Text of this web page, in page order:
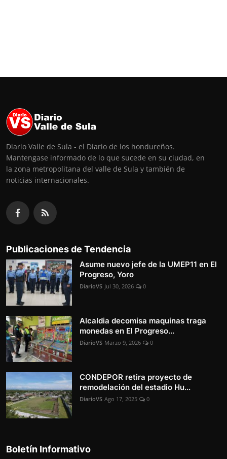
Diario Valle de Sula - el Diario de los hondureños.
Mantengase informado de lo que sucede en su ciudad, en
la zona metropolitana del valle de Sula y también de
noticias internacionales.
Publicaciones de Tendencia
Asume nuevo jefe de la UMEP11 en El
Progreso, Yoro
DiarioVS Jul 30, 2026 0
Alcaldia decomisa maquinas traga
monedas en El Progreso...
DiarioVS Marzo 9, 2026 0
CONDEPOR retira proyecto de
remodelación del estadio Hu...
DiarioVS Ago 17, 2025 0
Boletín Informativo